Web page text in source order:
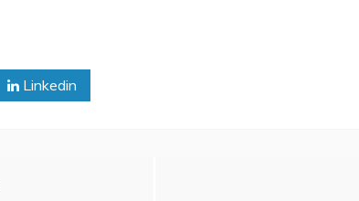
Linkedin